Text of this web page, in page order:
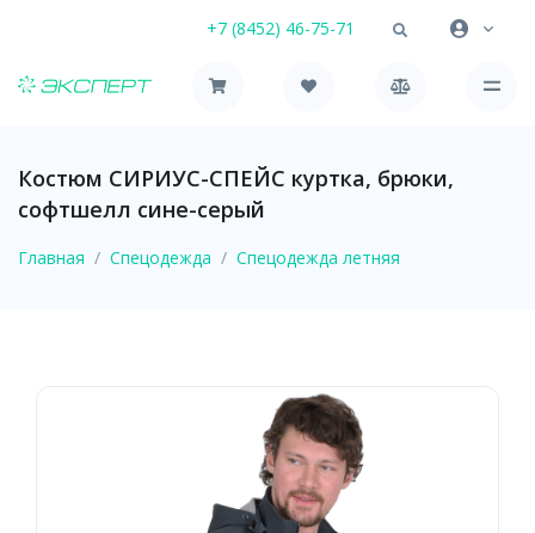
+7 (8452) 46-75-71
Костюм СИРИУС-СПЕЙС куртка, брюки,
софтшелл сине-серый
Главная Спецодежда Спецодежда летняя